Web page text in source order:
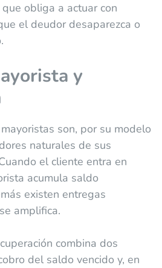
obliga a actuar con
el deudor desaparezca o
y
son, por su modelo
naturales de sus
el cliente entra en
acumula saldo
existen entregas
amplifica.
combina dos
del saldo vencido y, en